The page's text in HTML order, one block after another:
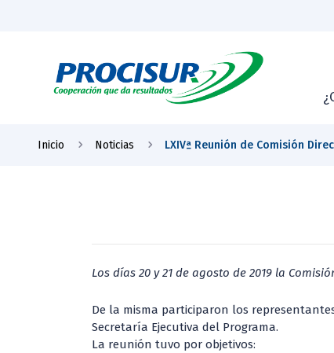
Inicio Noticias LXIVª Reunión de Comisión
Los días 20 y 21 de agosto de 2019 la
De la misma participaron los
Secretaría Ejecutiva del Programa.
La reunión tuvo por objetivos: